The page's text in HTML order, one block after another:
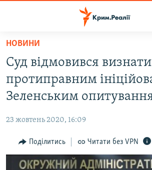
Перейти
основного
матеріалу
Перейти
до
основної
Перейти
до
пошуку
ВОДА.КРИМ
ВІДЕО ТА ФОТО
БЛОГИ
ПОГЛЯД
ІНТЕРВ'Ю
НОВИНИ
Суд відмовився визнати
протиправним
Зеленським
23 жовтень 2020, 16:09
Поділитись Читати без VPN